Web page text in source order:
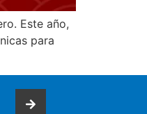
Este año,
para